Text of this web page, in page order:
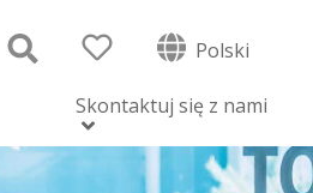
Polski
Skontaktuj się z nami